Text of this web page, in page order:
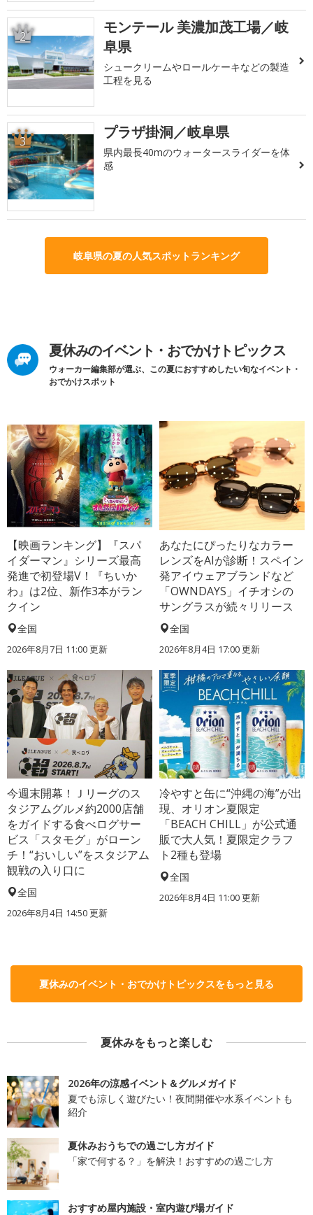
2
モンテール 美濃加茂工場／岐
阜県
シュークリームやロールケーキなどの製造
工程を見る
3 プラザ掛洞／岐阜県
県内最長40mのウォータースライダーを体
感
岐阜県の夏の人気スポットランキング
夏休みのイベント・おでかけトピックス
ウォーカー編集部が選ぶ、この夏におすすめしたい旬なイベント・
おでかけスポット
【映画ランキング】『スパ
イダーマン』シリーズ最高
発進で初登場V！『ちいか
わ』は2位、新作3本がラン
クイン
全国
2026年8月7日 11:00更新
あなたにぴったりなカラー
レンズをAIが診断！スペイン
発アイウェアブランドなど
「OWNDAYS」イチオシの
サングラスが続々リリース
全国
2026年8月4日 17:00更新
今週末開幕！Ｊリーグのス
タジアムグルメ約2000店舗
をガイドする食べログサー
ビス「スタモグ」がローン
チ！“おいしい”をスタジアム
観戦の入り口に
全国
2026年8月4日 14:50更新
冷やすと缶に“沖縄の海”が出
現、オリオン夏限定
「BEACH CHILL」が公式通
販で大人気！夏限定クラフ
ト2種も登場
全国
2026年8月4日 11:00更新
夏休みのイベント・おでかけトピックスをもっと見る
夏休みをもっと楽しむ
2026年の涼感イベント＆グルメガイド
夏でも涼しく遊びたい！夜間開催や水系イベントも
紹介
夏休みおうちでの過ごし方ガイド
「家で何する？」を解決！おすすめの過ごし方
おすすめ屋内施設・室内遊び場ガイド